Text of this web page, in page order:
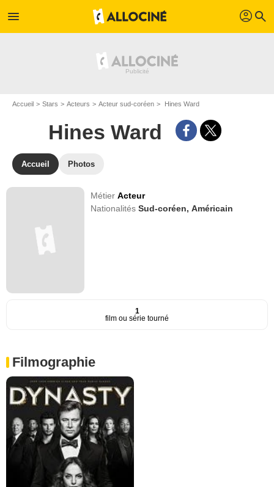
menu profil search
Accueil Stars Acteurs Acteur sud-coréen Hines Ward
Hines Ward
Accueil Photos
MétierActeur
NationalitésSud-coréen, Américain
1
film ou série tourné
Filmographie